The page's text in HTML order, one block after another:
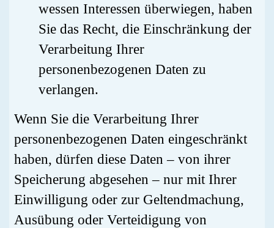
wessen Interessen überwiegen, haben
Sie das Recht, die Einschränkung der
Verarbeitung Ihrer
personenbezogenen Daten zu
verlangen.
Wenn Sie die Verarbeitung Ihrer
personenbezogenen Daten eingeschränkt
haben, dürfen diese Daten – von ihrer
Speicherung abgesehen – nur mit Ihrer
Einwilligung oder zur Geltendmachung,
Ausübung oder Verteidigung von